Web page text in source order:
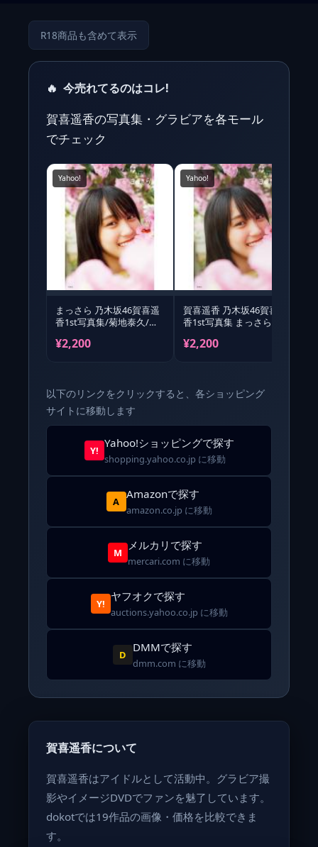
R18商品も含めて表示
🔥 今売れてるのはコレ!
賀喜遥香の写真集・グラビアを各モール
でチェック
Yahoo!
まっさら 乃木坂46賀喜遥
香1st写真集/菊地泰久/賀
¥2,200
Yahoo!
賀喜遥香 乃木坂46賀喜遥
香1st写真集 まっさら
¥2,200
以下のリンクをクリックすると、各ショッピング
サイトに移動します
Y!
Yahoo!ショッピングで探す
shopping.yahoo.co.jp に移動
A
Amazonで探す
amazon.co.jp に移動
M
メルカリで探す
mercari.com に移動
Y!
ヤフオクで探す
auctions.yahoo.co.jp に移動
D
DMMで探す
dmm.com に移動
賀喜遥香について
賀喜遥香はアイドルとして活動中。グラビア撮
影やイメージDVDでファンを魅了しています。
dokotでは19作品の画像・価格を比較できま
す。